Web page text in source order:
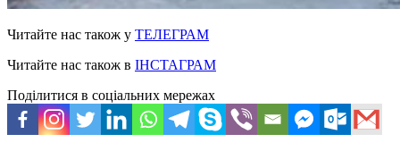
Читайте нас також у ТЕЛЕГРАМ
Читайте нас також в ІНСТАГРАМ
Поділитися в соціальних мережах